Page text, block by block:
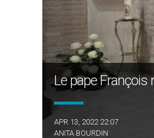
Le pape François
APR 13, 2022 22:07
ANITA BOURDIN